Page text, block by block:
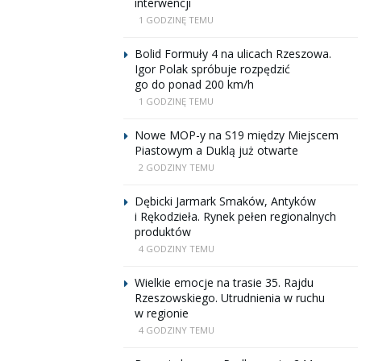
1 GODZINĘ TEMU
Bolid Formuły 4 na ulicach Rzeszowa.
Igor Polak spróbuje rozpędzić
go do ponad 200 km/h
1 GODZINĘ TEMU
Nowe MOP-y na S19 między Miejscem
Piastowym a Duklą już otwarte
2 GODZINY TEMU
Dębicki Jarmark Smaków, Antyków
i Rękodzieła. Rynek pełen regionalnych
produktów
4 GODZINY TEMU
Wielkie emocje na trasie 35. Rajdu
Rzeszowskiego. Utrudnienia w ruchu
w regionie
4 GODZINY TEMU